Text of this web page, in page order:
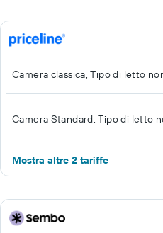
Camera classica, Tipo di letto
Camera Standard, Tipo di letto
Mostra altre 2 tariffe